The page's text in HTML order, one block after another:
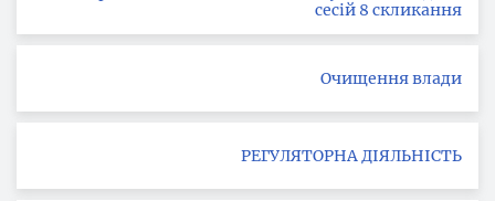
сесій 8 скликання
Очищення влади
РЕГУЛЯТОРНА ДІЯЛЬНІСТЬ